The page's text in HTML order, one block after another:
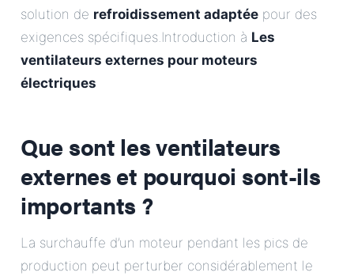
solution de refroidissement adaptée pour des
exigences spécifiques.Introduction à Les
ventilateurs externes pour moteurs
électriques
Que sont les ventilateurs
externes et pourquoi sont-ils
importants ?
La surchauffe d’un moteur pendant les pics de
production peut perturber considérablement le